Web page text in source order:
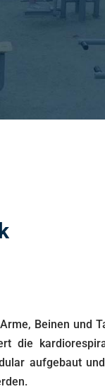
Abductor
Beinen und
die
aufgebaut